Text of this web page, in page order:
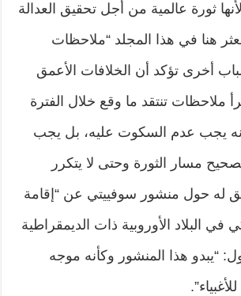
ثورة عالمية من أجل تحقيق العدالة
نعثر هنا في هذا المجلد “ملاحظات
أخرى تؤكد أن الخلافات الأعمق
ملاحظات تنتقد ما وقع خلال الفترة
أنه يجب عدم السكوت عليه، بل يجب
مسار الثورة وحتى لا يتكرر
له حول منشور سوفييتي عن “إقامة
في البلاد الأوروبية ذات الديمقراطية
“يبدو هذا المنشور وكأنه موجه